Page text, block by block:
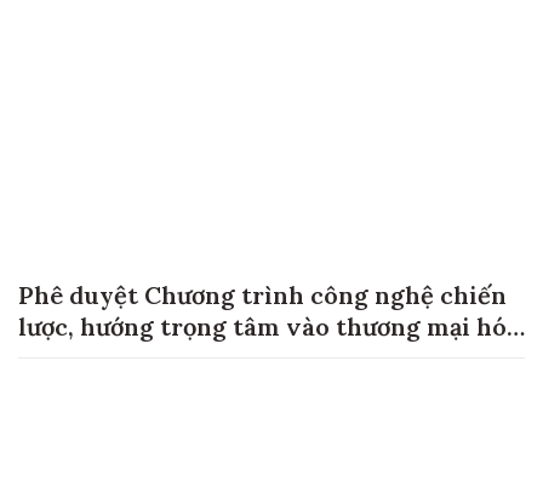
Phê duyệt Chương trình công nghệ chiến
lược, hướng trọng tâm vào thương mại hóa